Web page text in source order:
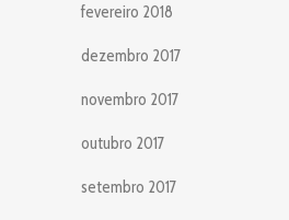
fevereiro 2018
dezembro 2017
novembro 2017
outubro 2017
setembro 2017